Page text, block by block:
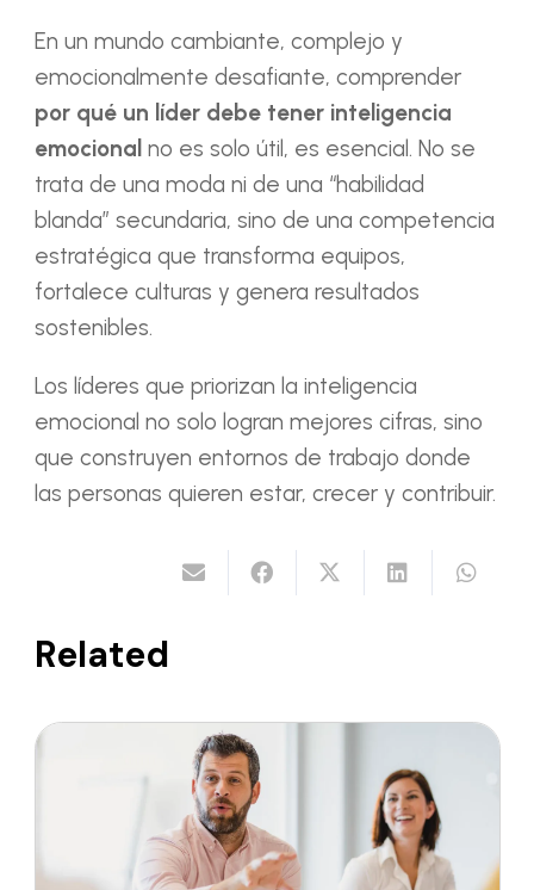
En un mundo cambiante, complejo y
emocionalmente desafiante, comprender
por qué un líder debe tener inteligencia
emocional no es solo útil, es esencial. No se
trata de una moda ni de una “habilidad
blanda” secundaria, sino de una competencia
estratégica que transforma equipos,
fortalece culturas y genera resultados
sostenibles.
Los líderes que priorizan la inteligencia
emocional no solo logran mejores cifras, sino
que construyen entornos de trabajo donde
las personas quieren estar, crecer y contribuir.
Related